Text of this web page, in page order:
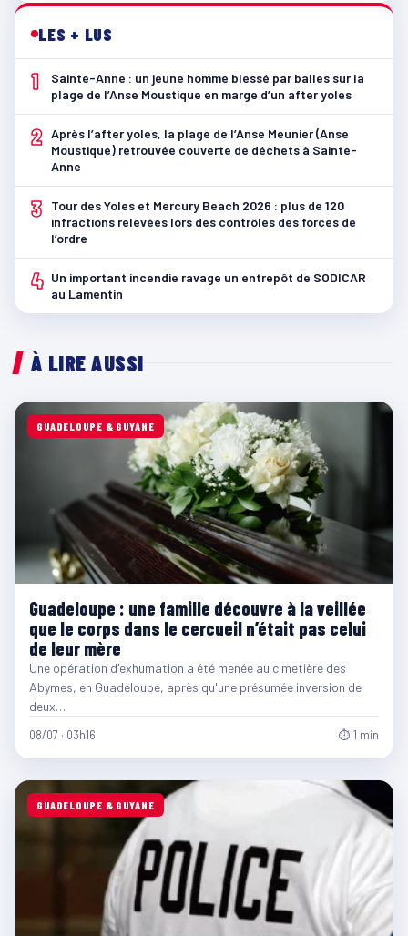
LES + LUS
1
Sainte-Anne : un jeune homme blessé par balles sur la
plage de l’Anse Moustique en marge d’un after yoles
2 Après l’after yoles, la plage de l’Anse Meunier (Anse
Moustique) retrouvée couverte de déchets à Sainte-
Anne
3
Tour des Yoles et Mercury Beach 2026 : plus de 120
infractions relevées lors des contrôles des forces de
l’ordre
4 Un important incendie ravage un entrepôt de SODICAR
au Lamentin
À LIRE AUSSI
GUADELOUPE & GUYANE
Guadeloupe : une famille découvre à la veillée
que le corps dans le cercueil n’était pas celui
de leur mère
Une opération d'exhumation a été menée au cimetière des
Abymes, en Guadeloupe, après qu'une présumée inversion de
deux…
08/07 · 03h16 ⏱ 1 min
GUADELOUPE & GUYANE